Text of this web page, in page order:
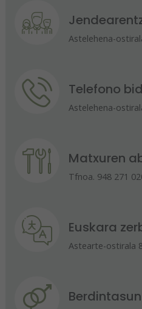
Astelehena-
Telefono
Astelehena-
Matxuren
Tfnoa. 948 271
Euskara
Astearte-ostirala